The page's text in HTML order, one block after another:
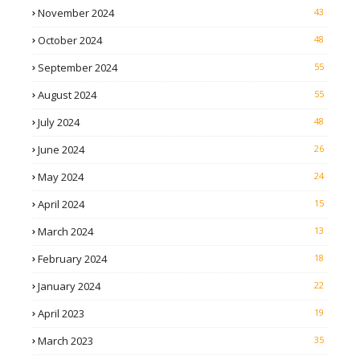
November 2024 43
October 2024 48
September 2024 55
August 2024 55
July 2024 48
June 2024 26
May 2024 24
April 2024 15
March 2024 13
February 2024 18
January 2024 22
April 2023 19
March 2023 35